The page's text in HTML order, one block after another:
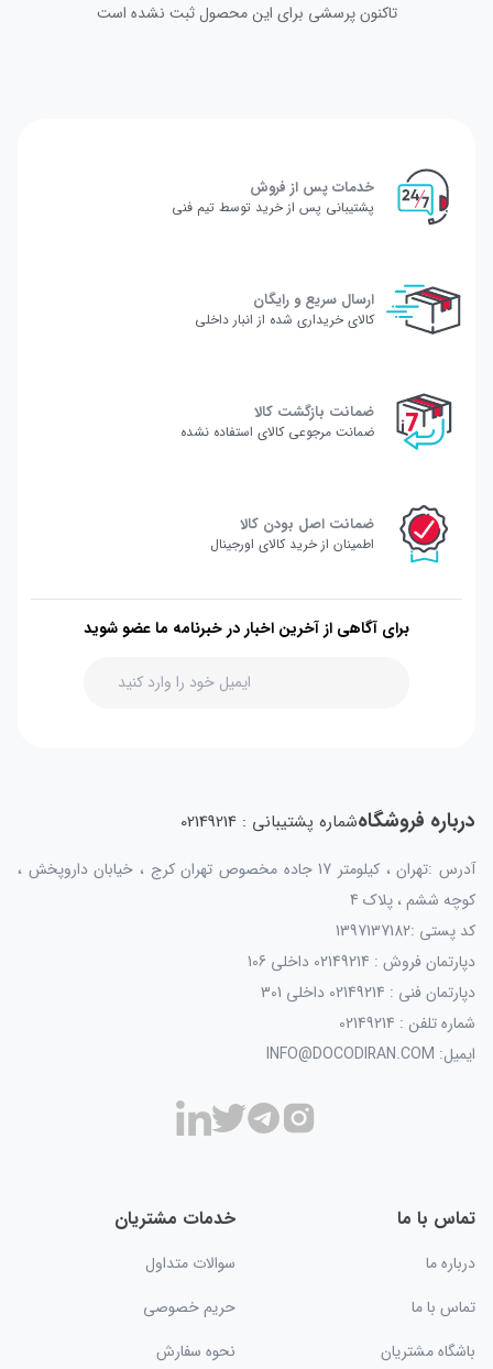
تاکنون پرسشی برای این محصول ثبت نشده است
خدمات پس از فروش
پشتیبانی پس از خرید توسط تیم فنی
ارسال سریع و رایگان
کالای خریداری شده از انبار داخلی
ضمانت بازگشت کالا
ضمانت مرجوعی کالای استفاده نشده
ضمانت اصل بودن کالا
اطمینان از خرید کالای اورجینال
برای آگاهی از آخرین اخبار در خبرنامه ما عضو شوید
درباره فروشگاهشماره پشتیبانی : 02149214
آدرس :تهران ، کیلومتر 17 جاده مخصوص تهران کرج ، خیابان داروپخش ،
کوچه ششم ، پلاک 4
کد پستی :1397137182
دپارتمان فروش : 02149214 داخلی 106
دپارتمان فنی : 02149214 داخلی 301
شماره تلفن : 02149214
ایمیل: INFO@DOCODIRAN.COM
تماس با ما
درباره ما
تماس با ما
باشگاه مشتریان
خدمات مشتریان
سوالات متداول
حریم خصوصی
نحوه سفارش